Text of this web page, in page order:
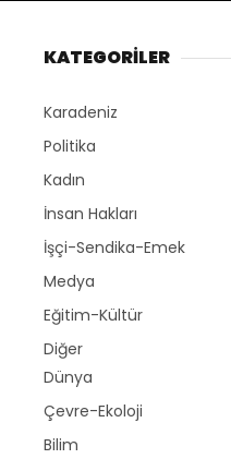
KATEGORİLER
Karadeniz
Politika
Kadın
İnsan Hakları
İşçi-Sendika-Emek
Medya
Eğitim-Kültür
Diğer
Dünya
Çevre-Ekoloji
Bilim